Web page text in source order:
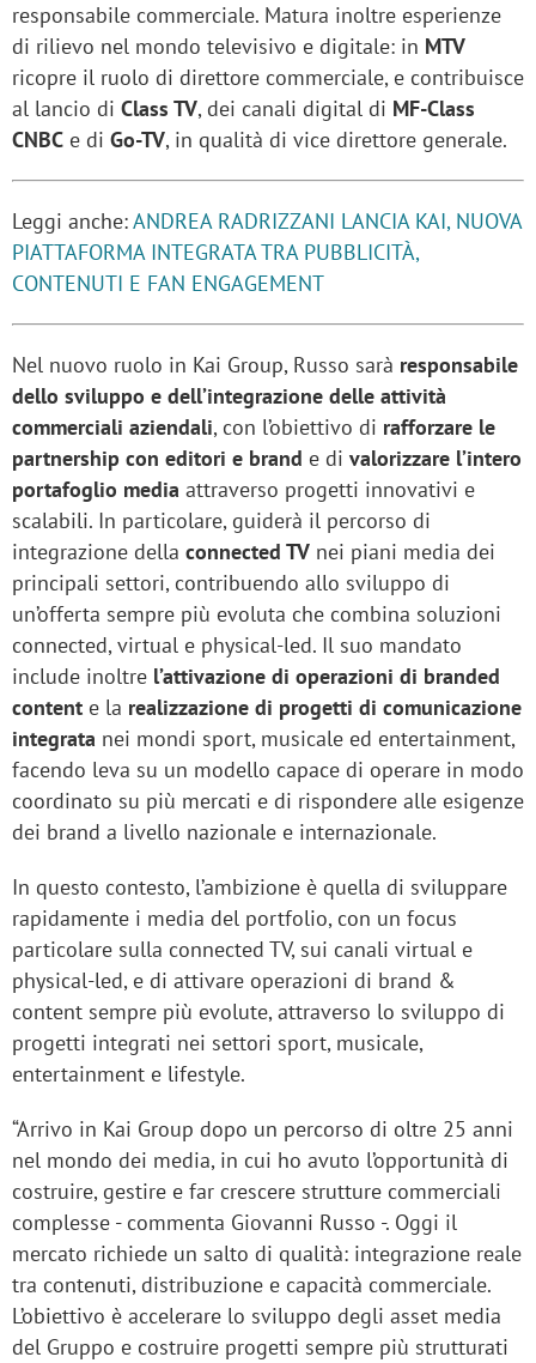
responsabile commerciale. Matura inoltre esperienze
di rilievo nel mondo televisivo e digitale: in MTV
ricopre il ruolo di direttore commerciale, e contribuisce
al lancio di Class TV, dei canali digital di MF-Class
CNBC e di Go-TV, in qualità di vice direttore generale.
Leggi anche:ANDREA RADRIZZANI LANCIA KAI, NUOVA
PIATTAFORMA INTEGRATA TRA PUBBLICITÀ,
CONTENUTI E FAN ENGAGEMENT
Nel nuovo ruolo in Kai Group, Russo sarà responsabile
dello sviluppo e dell’integrazione delle attività
commerciali aziendali, con l’obiettivo di rafforzare le
partnership con editori e brand e di valorizzare l’intero
portafoglio media attraverso progetti innovativi e
scalabili. In particolare, guiderà il percorso di
integrazione della connected TV nei piani media dei
principali settori, contribuendo allo sviluppo di
un’offerta sempre più evoluta che combina soluzioni
connected, virtual e physical-led. Il suo mandato
include inoltre l’attivazione di operazioni di branded
content e la realizzazione di progetti di comunicazione
integrata nei mondi sport, musicale ed entertainment,
facendo leva su un modello capace di operare in modo
coordinato su più mercati e di rispondere alle esigenze
dei brand a livello nazionale e internazionale.
In questo contesto, l’ambizione è quella di sviluppare
rapidamente i media del portfolio, con un focus
particolare sulla connected TV, sui canali virtual e
physical-led, e di attivare operazioni di brand &
content sempre più evolute, attraverso lo sviluppo di
progetti integrati nei settori sport, musicale,
entertainment e lifestyle.
“Arrivo in Kai Group dopo un percorso di oltre 25 anni
nel mondo dei media, in cui ho avuto l’opportunità di
costruire, gestire e far crescere strutture commerciali
complesse - commenta Giovanni Russo -. Oggi il
mercato richiede un salto di qualità: integrazione reale
tra contenuti, distribuzione e capacità commerciale.
L’obiettivo è accelerare lo sviluppo degli asset media
del Gruppo e costruire progetti sempre più strutturati